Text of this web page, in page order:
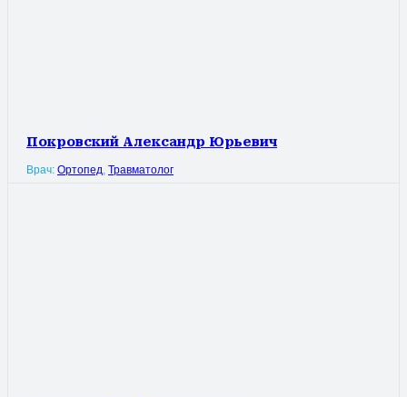
Покровский Александр Юрьевич
Врач: Ортопед Травматолог